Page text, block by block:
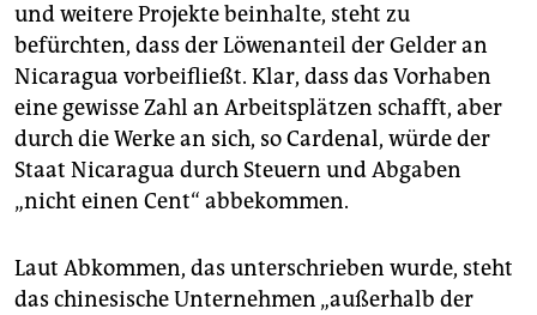
und weitere Projekte beinhalte, steht zu
befürchten, dass der Löwenanteil der Gelder an
Nicaragua vorbeifließt. Klar, dass das ­Vorhaben
eine gewisse Zahl an Arbeitsplätzen schafft, aber
durch die Werke an sich, so Cardenal, würde der
Staat Nicaragua durch Steuern und Abgaben
„nicht einen Cent“ abbekommen.
Laut Abkommen, das unterschrieben wurde, steht
das chinesische Unternehmen „außerhalb der